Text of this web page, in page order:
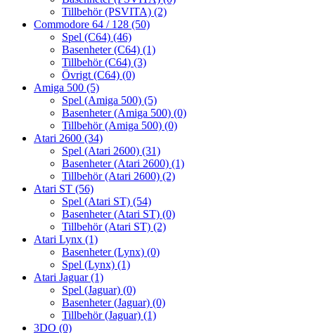
Tillbehör (PSVITA) (2)
Commodore 64 / 128 (50)
Spel (C64) (46)
Basenheter (C64) (1)
Tillbehör (C64) (3)
Övrigt (C64) (0)
Amiga 500 (5)
Spel (Amiga 500) (5)
Basenheter (Amiga 500) (0)
Tillbehör (Amiga 500) (0)
Atari 2600 (34)
Spel (Atari 2600) (31)
Basenheter (Atari 2600) (1)
Tillbehör (Atari 2600) (2)
Atari ST (56)
Spel (Atari ST) (54)
Basenheter (Atari ST) (0)
Tillbehör (Atari ST) (2)
Atari Lynx (1)
Basenheter (Lynx) (0)
Spel (Lynx) (1)
Atari Jaguar(1)
Spel (Jaguar) (0)
Basenheter (Jaguar) (0)
Tillbehör (Jaguar) (1)
3DO (0)